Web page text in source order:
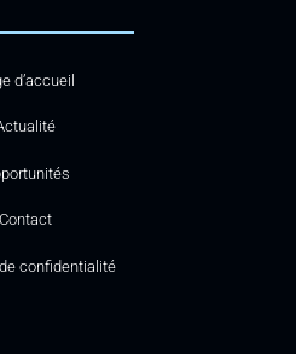
d’accueil
Contact
confidentialité